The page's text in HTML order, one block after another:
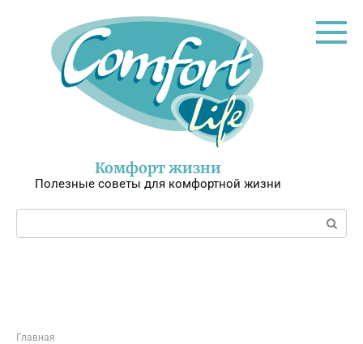
Комфорт жизни
Полезные советы для комфортной жизни
Поиск:
Главная